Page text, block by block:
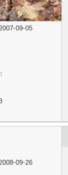
09-05
09-26